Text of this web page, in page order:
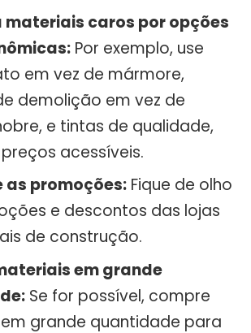
materiais caros por opções
Por exemplo, use
em vez de mármore,
demolição em vez de
e tintas de qualidade,
acessíveis.
as promoções: Fique de olho
e descontos das lojas
de construção.
em grande
Se for possível, compre
grande quantidade para